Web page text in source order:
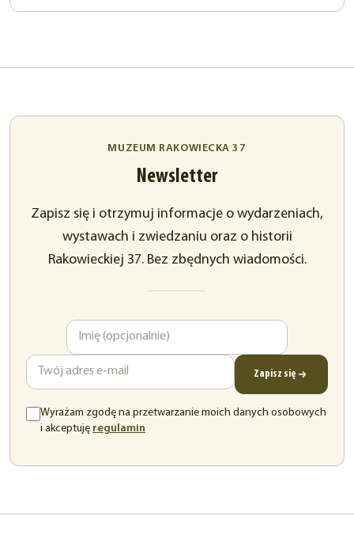
MUZEUM RAKOWIECKA 37
Newsletter
Zapisz się i otrzymuj informacje o wydarzeniach,
wystawach i zwiedzaniu oraz o historii
Rakowieckiej 37. Bez zbędnych wiadomości.
Zapisz się
Wyrażam zgodę na przetwarzanie moich danych osobowych
i akceptuję regulamin